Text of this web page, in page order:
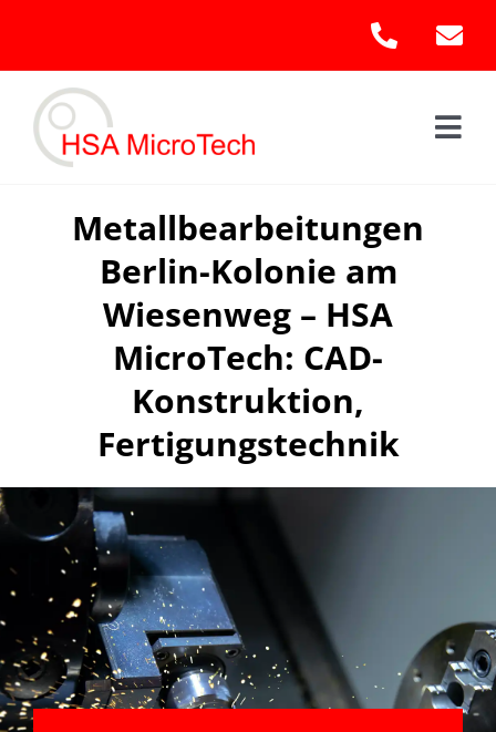
content
Metallbearbeitungen
Berlin-Kolonie am
Wiesenweg – HSA
MicroTech: CAD-
Konstruktion,
Fertigungstechnik